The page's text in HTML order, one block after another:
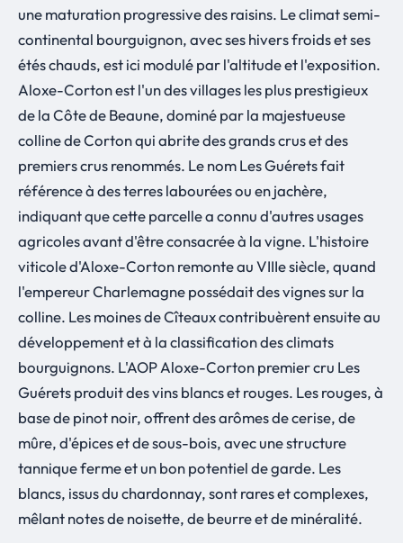
une maturation progressive des raisins. Le climat semi-
continental bourguignon, avec ses hivers froids et ses
étés chauds, est ici modulé par l'altitude et l'exposition.
Aloxe-Corton est l'un des villages les plus prestigieux
de la Côte de Beaune, dominé par la majestueuse
colline de Corton qui abrite des grands crus et des
premiers crus renommés. Le nom Les Guérets fait
référence à des terres labourées ou en jachère,
indiquant que cette parcelle a connu d'autres usages
agricoles avant d'être consacrée à la vigne. L'histoire
viticole d'Aloxe-Corton remonte au VIIIe siècle, quand
l'empereur Charlemagne possédait des vignes sur la
colline. Les moines de Cîteaux contribuèrent ensuite au
développement et à la classification des climats
bourguignons. L'AOP Aloxe-Corton premier cru Les
Guérets produit des vins blancs et rouges. Les rouges, à
base de pinot noir, offrent des arômes de cerise, de
mûre, d'épices et de sous-bois, avec une structure
tannique ferme et un bon potentiel de garde. Les
blancs, issus du chardonnay, sont rares et complexes,
mêlant notes de noisette, de beurre et de minéralité.